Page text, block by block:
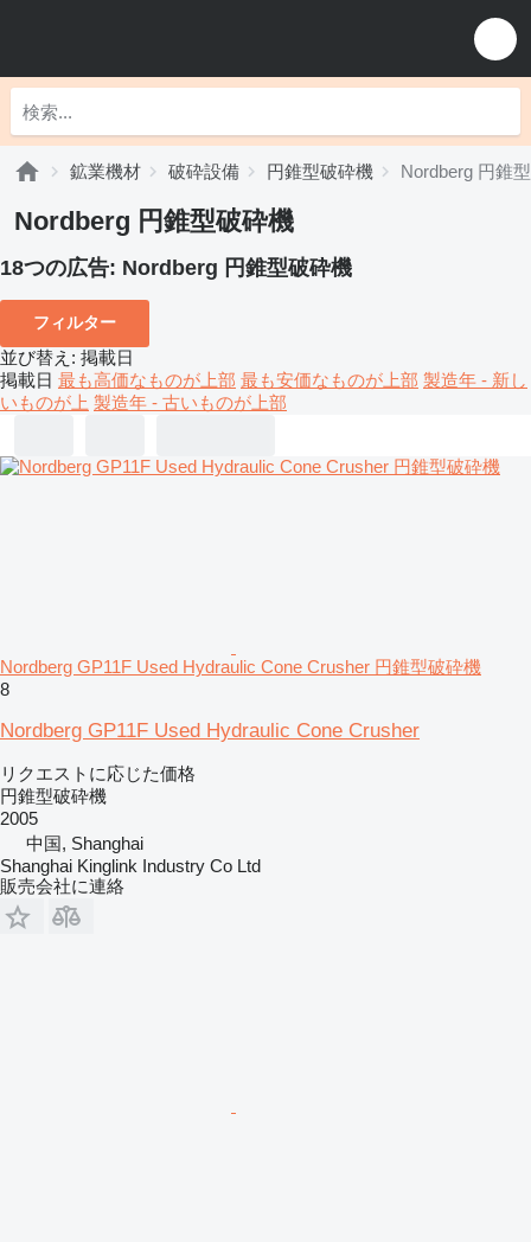
鉱業機材 破砕設備 円錐型破砕機 Nordberg 円錐
Nordberg 円錐型破砕機
18つの広告: Nordberg 円錐型破砕機
フィルター
並び替え : 掲載日
掲載日 最も高価なものが上部 最も安価なものが上部 製造年 - 新し
いものが上 製造年 - 古いものが上部
Nordberg GP11F Used Hydraulic Cone Crusher 円錐型破砕機
8
Nordberg GP11F Used Hydraulic Cone Crusher
リクエストに応じた価格
円錐型破砕機
2005
中国, Shanghai
Shanghai Kinglink Industry Co Ltd
販売会社に連絡